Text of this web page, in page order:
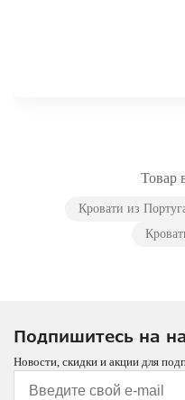
Товар
Кровати из
Подпишитесь на
Новости, скидки и акции для